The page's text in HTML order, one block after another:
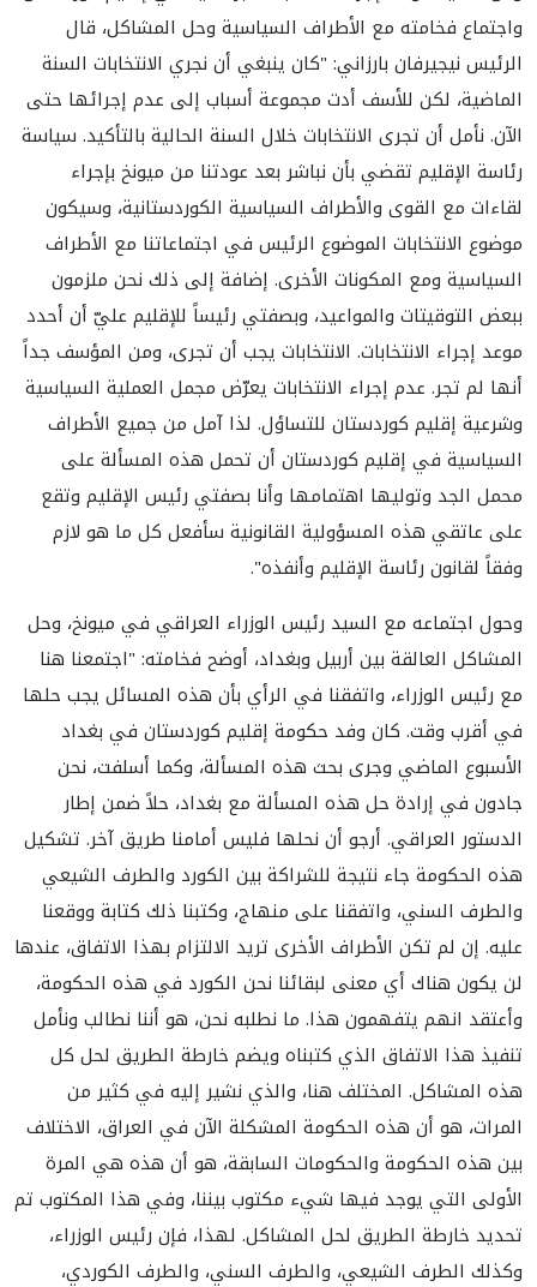
واجتماع فخامته مع الأطراف السياسية وحل المشاكل، قال
الرئيس نيجيرفان بارزاني: "كان ينبغي أن نجري الانتخابات السنة
الماضية، لكن للأسف أدت مجموعة أسباب إلى عدم إجرائها حتى
الآن. نأمل أن تجرى الانتخابات خلال السنة الحالية بالتأكيد. سياسة
رئاسة الإقليم تقضي بأن نباشر بعد عودتنا من ميونخ بإجراء
لقاءات مع القوى والأطراف السياسية الكوردستانية، وسيكون
موضوع الانتخابات الموضوع الرئيس في اجتماعاتنا مع الأطراف
السياسية ومع المكونات الأخرى. إضافة إلى ذلك نحن ملزمون
ببعض التوقيتات والمواعيد، وبصفتي رئيساً للإقليم عليّ أن أحدد
موعد إجراء الانتخابات. الانتخابات يجب أن تجرى، ومن المؤسف جداً
أنها لم تجر. عدم إجراء الانتخابات يعرّض مجمل العملية السياسية
وشرعية إقليم كوردستان للتساؤل. لذا آمل من جميع الأطراف
السياسية في إقليم كوردستان أن تحمل هذه المسألة على
محمل الجد وتوليها اهتمامها وأنا بصفتي رئيس الإقليم وتقع
على عاتقي هذه المسؤولية القانونية سأفعل كل ما هو لازم
وفقاً لقانون رئاسة الإقليم وأنفذه".
وحول اجتماعه مع السيد رئيس الوزراء العراقي في ميونخ، وحل
المشاكل العالقة بين أربيل وبغداد، أوضح فخامته: "اجتمعنا هنا
مع رئيس الوزراء، واتفقنا في الرأي بأن هذه المسائل يجب حلها
في أقرب وقت. كان وفد حكومة إقليم كوردستان في بغداد
الأسبوع الماضي وجرى بحث هذه المسألة، وكما أسلفت، نحن
جادون في إرادة حل هذه المسألة مع بغداد، حلاً ضمن إطار
الدستور العراقي. أرجو أن نحلها فليس أمامنا طريق آخر. تشكيل
هذه الحكومة جاء نتيجة للشراكة بين الكورد والطرف الشيعي
والطرف السني، واتفقنا على منهاج، وكتبنا ذلك كتابة ووقعنا
عليه. إن لم تكن الأطراف الأخرى تريد الالتزام بهذا الاتفاق، عندها
لن يكون هناك أي معنى لبقائنا نحن الكورد في هذه الحكومة،
وأعتقد انهم يتفهمون هذا. ما نطلبه نحن، هو أننا نطالب ونأمل
تنفيذ هذا الاتفاق الذي كتبناه ويضم خارطة الطريق لحل كل
هذه المشاكل. المختلف هنا، والذي نشير إليه في كثير من
المرات، هو أن هذه الحكومة المشكلة الآن في العراق، الاختلاف
بين هذه الحكومة والحكومات السابقة، هو أن هذه هي المرة
الأولى التي يوجد فيها شيء مكتوب بيننا، وفي هذا المكتوب تم
تحديد خارطة الطريق لحل المشاكل. لهذا، فإن رئيس الوزراء،
وكذلك الطرف الشيعي، والطرف السني، والطرف الكوردي،